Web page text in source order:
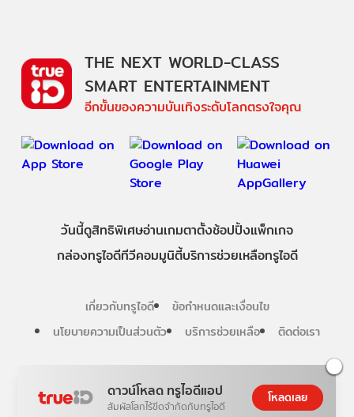
ดาวน์โหลด ทรูไอดีแอป
สัมผัสโลกไร้ขีดจำกัดกับทรูไอดี
โหลดเลย
THE NEXT WORLD-CLASS
SMART ENTERTAINMENT
อีกขั้นของความบันเทิงระดับโลกตรงใจคุณ
วันนี้ดูสิทธิพิเศษอ่านเกมตาตั้งช้อปปิ้งแพ็กเกจ
กล่องทรูไอดีทีวีคอมมูนิตี้บริการช่วยเหลือทรูไอดี
เกี่ยวกับทรูไอดี
ข้อกำหนดและเงื่อนไข
นโยบายความเป็นส่วนตัว
บริการช่วยเหลือ ติดต่อเรา